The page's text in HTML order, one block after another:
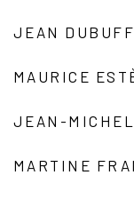
JEAN
MAURICE
JEAN-MICHEL
MARTINE